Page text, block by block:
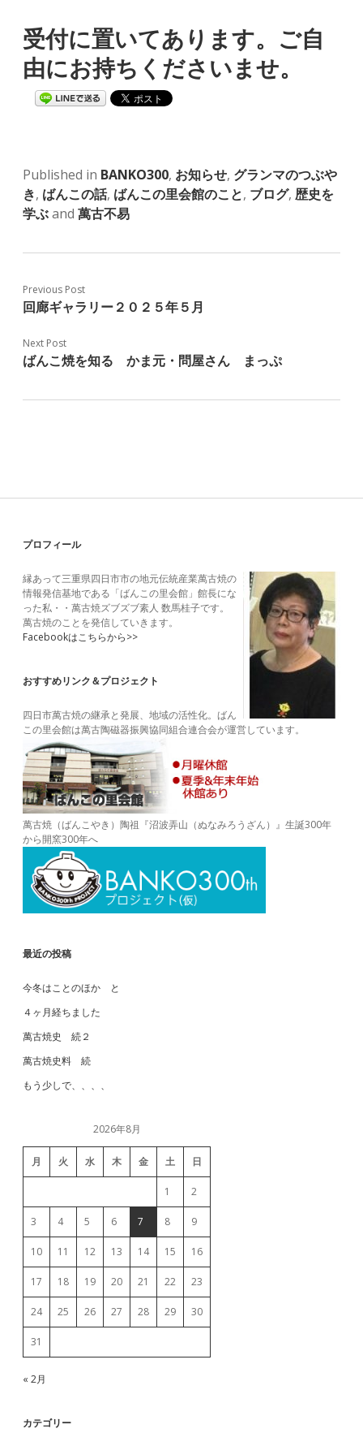
受付に置いてあります。ご自
由にお持ちくださいませ。
Published in BANKO300, お知らせ, グランマのつぶや
き, ばんこの話, ばんこの里会館のこと, ブログ, 歴史を
学ぶand 萬古不易
Previous Post
回廊ギャラリー２０２５年５月
Next Post
ばんこ焼を知る かま元・問屋さん まっぷ
Sidebar
プロフィール
縁あって三重県四日市市の地元伝統産業萬古焼の
情報発信基地である「ばんこの里会館」館長にな
った私・・萬古焼ズブズブ素人 数馬桂子です。
萬古焼のことを発信していきます。
Facebookはこちらから>>
おすすめリンク＆プロジェクト
四日市萬古焼の継承と発展、地域の活性化。ばん
この里会館は萬古陶磁器振興協同組合連合会が運営しています。
萬古焼（ばんこやき）陶祖『沼波弄山（ぬなみろうざん）』生誕300年
から開窯300年へ
最近の投稿
今冬はことのほか と
４ヶ月経ちました
萬古焼史 続２
萬古焼史料 続
もう少しで、、、、
2026年8月
月 火 水 木 金 土 日
1 2
3 4 5 6 7 8 9
10 11 12 13 14 15 16
17 18 19 20 21 22 23
24 25 26 27 28 29 30
31
« 2月
カテゴリー